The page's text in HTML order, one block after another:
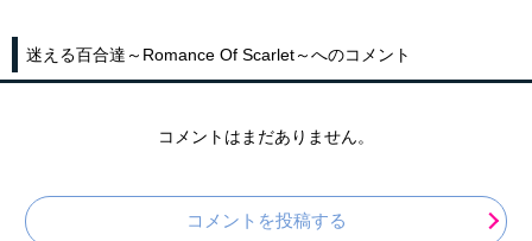
迷える百合達～Romance Of Scarlet～へのコメント
コメントはまだありません。
コメントを投稿する